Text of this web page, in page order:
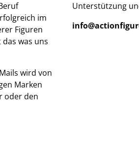
im
Figuren
was uns
wird von
Marken
oder den
Unterstützung